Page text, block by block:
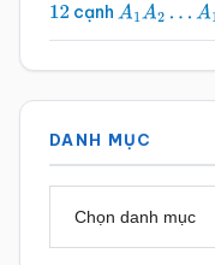
12 cạnh A1A2…A 12
DANH MỤC